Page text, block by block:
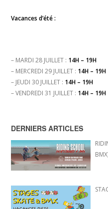
Vacances d’été :
– MARDI 28 JUILLET : 14H – 19H
– MERCREDI 29 JUILLET : 14H – 19H
– JEUDI 30 JUILLET : 14H – 19H
– VENDREDI 31 JUILLET : 14H – 19H
DERNIERS ARTICLES